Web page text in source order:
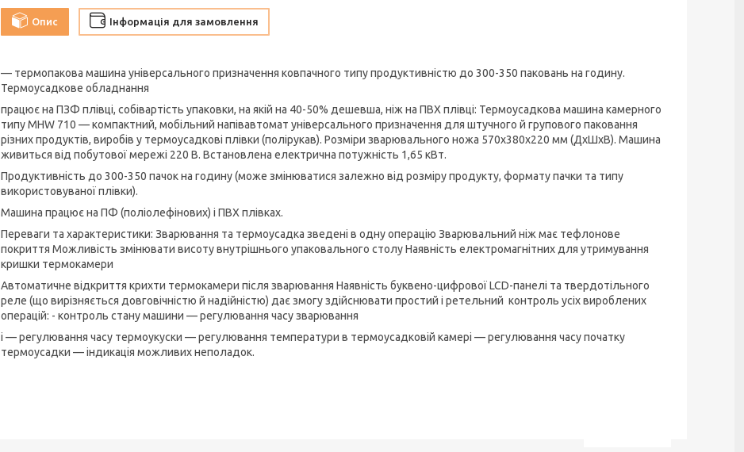
Опис Інформація для замовлення
— термопакова машина універсального призначення ковпачного типу продуктивністю до 300-350 паковань на годину.
Термоусадкове обладнання
працює на ПЗФ плівці, собівартість упаковки, на якій на 40-50% дешевша, ніж на ПВХ плівці: Термоусадкова машина камерного
типу MHW 710 — компактний, мобільний напівавтомат універсального призначення для штучного й групового паковання
різних продуктів, виробів у термоусадкові плівки (полірукав). Розміри зварювального ножа 570х380х220 мм (ДхШхВ). Машина
живиться від побутової мережі 220 В. Встановлена електрична потужність 1,65 кВт.
Продуктивність до 300-350 пачок на годину (може змінюватися залежно від розміру продукту, формату пачки та типу
використовуваної плівки).
Машина працює на ПФ (поліолефінових) і ПВХ плівках.
Переваги та характеристики: Зварювання та термоусадка зведені в одну операцію Зварювальний ніж має тефлонове
покриття Можливість змінювати висоту внутрішнього упаковального столу Наявність електромагнітних для утримування
кришки термокамери
Автоматичне відкриття крихти термокамери після зварювання Наявність буквено-цифрової LCD-панелі та твердотільного
реле (що вирізняється довговічністю й надійністю) дає змогу здійснювати простий і ретельний контроль усіх вироблених
операцій: - контроль стану машини — регулювання часу зварювання
і — регулювання часу термоукуски — регулювання температури в термоусадковій камері — регулювання часу початку
термоусадки — індикація можливих неполадок.